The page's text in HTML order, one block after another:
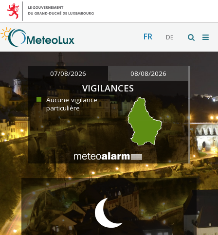
FR DE
07/08/2026 08/08/2026
VIGILANCES
Aucune vigilance
particulière